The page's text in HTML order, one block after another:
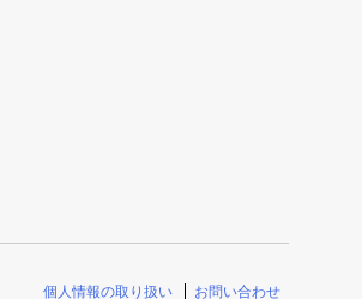
個人情報の取り扱い
お問い合わせ